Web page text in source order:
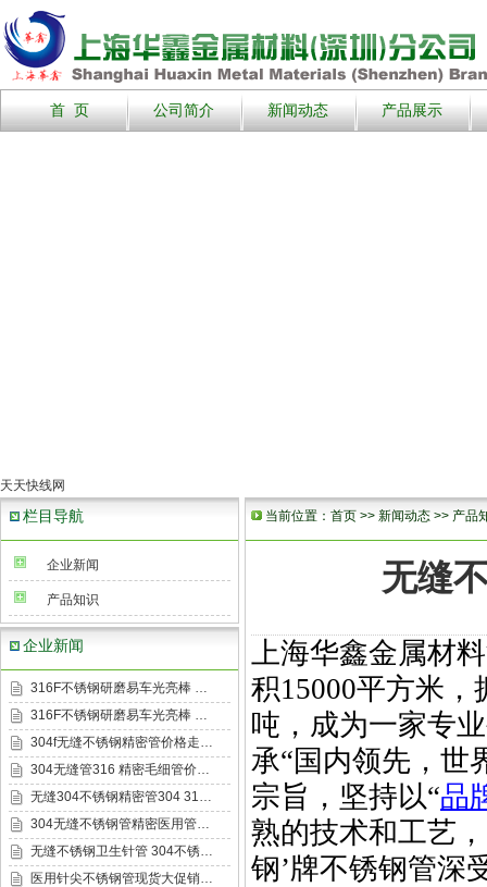
首 页 公司简介 新闻动态 产品展示
天天快线网
栏目导航
企业新闻
产品知识
企业新闻
316F不锈钢研磨易车光亮棒 …
316F不锈钢研磨易车光亮棒 …
304f无缝不锈钢精密管价格走…
304无缝管316 精密毛细管价…
无缝304不锈钢精密管304 31…
304无缝不锈钢管精密医用管…
无缝不锈钢卫生针管 304不锈…
医用针尖不锈钢管现货大促销…
当前位置： 首页 >> 新闻动态 >> 产品
无缝
上海华鑫金属材
积15000平方米，
吨，成为一家专
承“国内领先，世
宗旨，坚持以“品
熟的技术和工艺
钢’牌不锈钢管深